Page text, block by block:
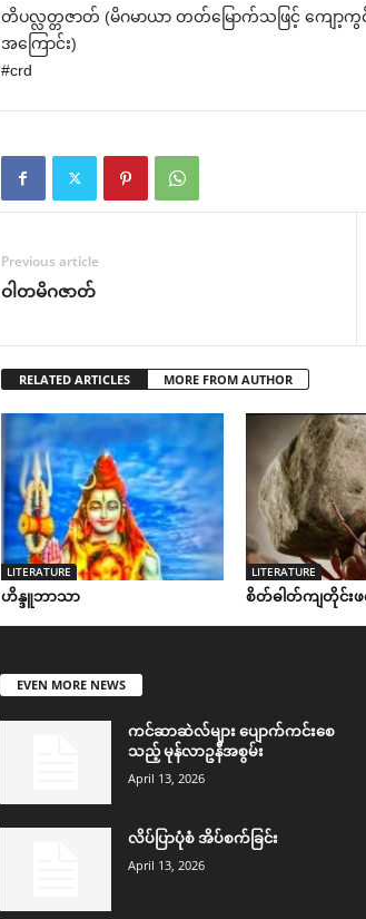
တိပလ္လတ္တဇာတ် (မိဂမာယာ တတ်မြောက်သဖြင့် ကျ
အကြောင်း)
#crd
Previous article
ဝါတမိဂဇာတ်
RELATED ARTICLES MORE FROM AUTHOR
LITERATURE
ဟိန္ဒူဘာသာ
LITERATURE
စိတ်ဓါတ်ကျတိုင်းဖ
EVEN MORE NEWS
ကင်ဆာဆဲလ်များ ပျောက်ကင်းစေ
သည့် မုန်လာဥနီအစွမ်း
April 13, 2026
လိပ်ပြာပုံစံ အိပ်စက်ခြင်း
April 13, 2026